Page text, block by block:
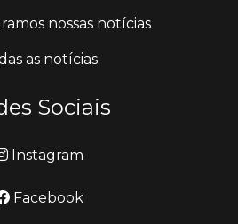
nossas notícias
as notícias
Sociais
Instagram
Facebook